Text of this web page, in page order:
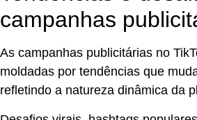
campanhas
As campanhas publicitárias no
moldadas por tendências que
refletindo a natureza dinâmica da